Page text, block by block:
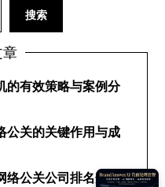
搜索
的有效策略与案例分
公关的关键作用与成
络公关公司排名分析